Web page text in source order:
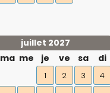
juillet 2027
ma me je ve sa di
1 2 3
4